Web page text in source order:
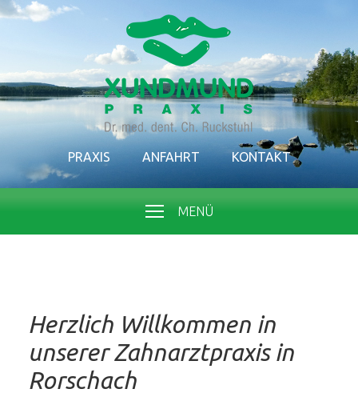
PRAXIS ANFAHRT KONTAKT
MENÜ
Herzlich Willkommen in
unserer Zahnarztpraxis in
Rorschach